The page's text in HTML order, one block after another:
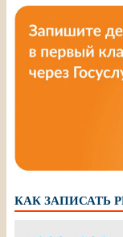
КАК ЗАПИСАТЬ